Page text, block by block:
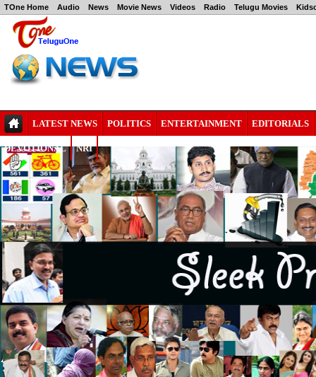
TOne Home Audio News Movie News Videos Radio Telugu Movies
LATEST NEWS POLITICS ENTERTAINMENT EDITORIALS
DEVOTIONAL NRI